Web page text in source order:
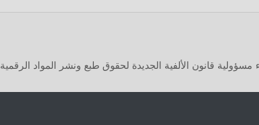
مسؤولية قانون الألفية الجديدة لحقوق طبع ونشر المواد الرقمية